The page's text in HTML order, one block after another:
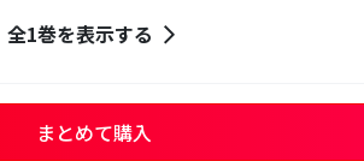
全1巻を表示する
まとめて購入